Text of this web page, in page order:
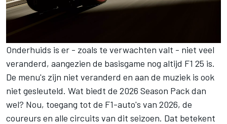
Onderhuids is er - zoals te verwachten valt - niet veel
veranderd, aangezien de basisgame nog altijd F1 25 is.
De menu's zijn niet veranderd en aan de muziek is ook
niet gesleuteld. Wat biedt de 2026 Season Pack dan
wel? Nou, toegang tot de F1-auto's van 2026, de
coureurs en alle circuits van dit seizoen. Dat betekent